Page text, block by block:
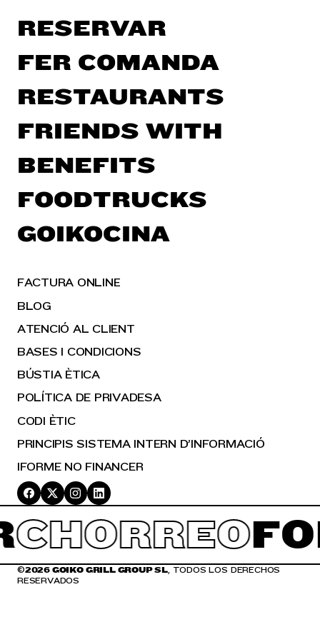
RESERVAR
FER COMANDA
RESTAURANTS
FRIENDS WITH
BENEFITS
FOODTRUCKS
GOIKOCINA
FACTURA ONLINE
BLOG
ATENCIÓ AL CLIENT
BASES I CONDICIONS
BÚSTIA ÈTICA
POLÍTICA DE PRIVADESA
CODI ÈTIC
PRINCIPIS SISTEMA INTERN D’INFORMACIÓ
IFORME NO FINANCER
©2026 GOIKO GRILL GROUP SL, TODOS LOS DERECHOS
RESERVADOS